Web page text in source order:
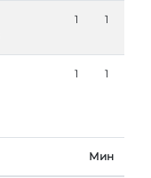
1 1
1 1
Мин